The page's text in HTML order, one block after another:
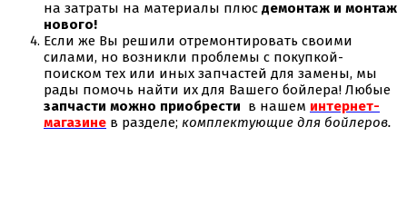
на затраты на материалы плюс демонтаж и монтаж
нового!
Если же Вы решили отремонтировать своими
силами, но возникли проблемы с покупкой-
поиском тех или иных запчастей для замены, мы
рады помочь найти их для Вашего бойлера! Любые
запчасти можно приобрести в нашем интернет-
магазине в разделе; комплектующие для бойлеров.